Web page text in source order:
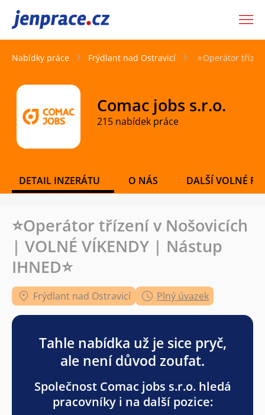
JenPráce.cz
Nabídky práce Frýdlant nad Ostravicí ⭐Operátor
Comac jobs s.r.o.
215 nabídek práce
DETAIL INZERÁTU O NÁS DALŠÍ VOLNÉ
⭐Operátor třízení v Nošovicích
| VOLNÉ VÍKENDY | Nástup
IHNED⭐
Frýdlant nad Ostravicí Plný úvazek
Tahle nabídka už je sice pryč,
ale není důvod zoufat.
Společnost Comac jobs s.r.o. hledá
pracovníky i na další pozice: